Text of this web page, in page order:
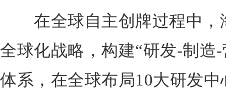
在全球自主创牌过程中，
全球化战略，构建“研发-制造
体系，在全球布局10大研发